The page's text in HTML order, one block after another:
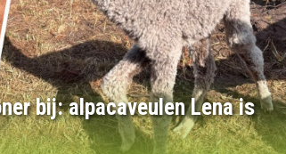
bij: alpacaveulen Lena is